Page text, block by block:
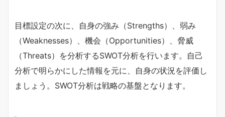
目標設定の次に、自身の強み（Strengths）、弱み
（Weaknesses）、機会（Opportunities）、脅威
（Threats）を分析するSWOT分析を行います。自己
分析で明らかにした情報を元に、自身の状況を評価し
ましょう。SWOT分析は戦略の基盤となります。